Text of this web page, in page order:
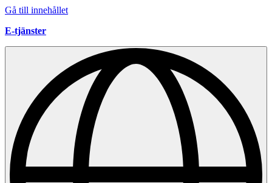
Gå till innehållet
E-tjänster